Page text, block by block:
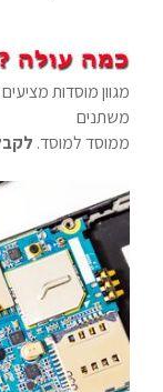
מגוון מוסדות
משתנים
ממוסד למוסד.